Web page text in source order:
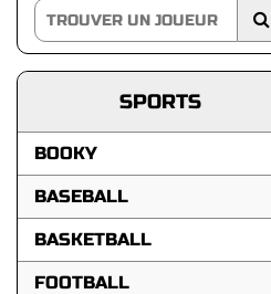
SPORTS
BOOKY
BASEBALL
BASKETBALL
FOOTBALL